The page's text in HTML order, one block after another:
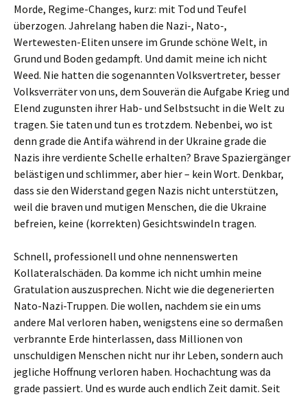
Morde, Regime-Changes, kurz: mit Tod und Teufel
überzogen. Jahrelang haben die Nazi-, Nato-,
Wertewesten-Eliten unsere im Grunde schöne Welt, in
Grund und Boden gedampft. Und damit meine ich nicht
Weed. Nie hatten die sogenannten Volksvertreter, besser
Volksverräter von uns, dem Souverän die Aufgabe Krieg und
Elend zugunsten ihrer Hab- und Selbstsucht in die Welt zu
tragen. Sie taten und tun es trotzdem. Nebenbei, wo ist
denn grade die Antifa während in der Ukraine grade die
Nazis ihre verdiente Schelle erhalten? Brave Spaziergänger
belästigen und schlimmer, aber hier – kein Wort. Denkbar,
dass sie den Widerstand gegen Nazis nicht unterstützen,
weil die braven und mutigen Menschen, die die Ukraine
befreien, keine (korrekten) Gesichtswindeln tragen.
Schnell, professionell und ohne nennenswerten
Kollateralschäden. Da komme ich nicht umhin meine
Gratulation auszusprechen. Nicht wie die degenerierten
Nato-Nazi-Truppen. Die wollen, nachdem sie ein ums
andere Mal verloren haben, wenigstens eine so dermaßen
verbrannte Erde hinterlassen, dass Millionen von
unschuldigen Menschen nicht nur ihr Leben, sondern auch
jegliche Hoffnung verloren haben. Hochachtung was da
grade passiert. Und es wurde auch endlich Zeit damit. Seit